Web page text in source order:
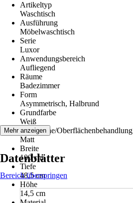
Artikeltyp
Waschtisch
Ausführung
Möbelwaschtisch
Serie
Luxor
Anwendungsbereich
Aufliegend
Räume
Badezimmer
Form
Asymmetrisch, Halbrund
Grundfarbe
Weiß
Oberfläche/Oberflächenbehandlung
Matt
Breite
100 cm
Tiefe
48,5 cm
Höhe
14,5 cm
Mehr anzeigen
Datenblätter
Bereich überspringen